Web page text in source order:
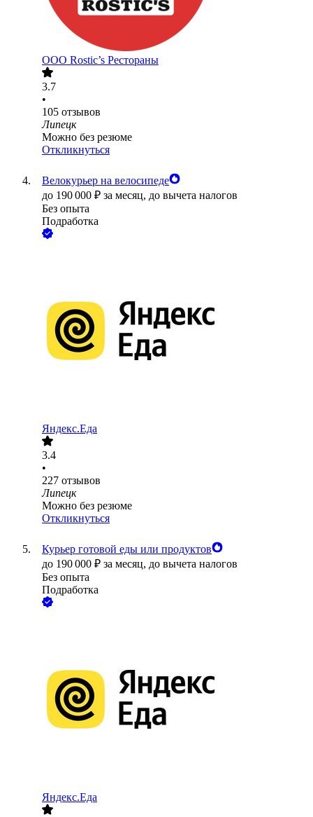
ООО Rostic’s Рестораны
3.7
•
105 отзывов
Липецк
Можно без резюме
Откликнуться
Велокурьер на велосипеде
до 190 000 ₽ за месяц, до вычета налогов
Без опыта
Подработка
Яндекс.Еда
3.4
•
227 отзывов
Липецк
Можно без резюме
Откликнуться
Курьер готовой еды или продуктов
до 190 000 ₽ за месяц, до вычета налогов
Без опыта
Подработка
Яндекс.Еда